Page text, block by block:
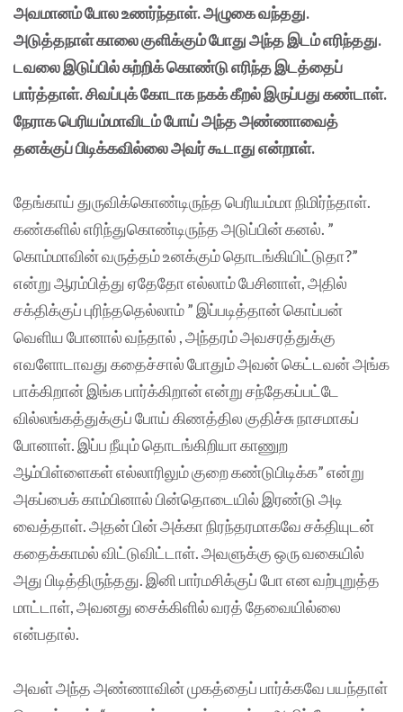
அவமானம் போல உணர்ந்தாள். அழுகை வந்தது.
அடுத்தநாள் காலை குளிக்கும் போது அந்த இடம் எரிந்தது.
டவலை இடுப்பில் சுற்றிக் கொண்டு எரிந்த இடத்தைப்
பார்த்தாள். சிவப்புக் கோடாக நகக் கீறல் இருப்பது கண்டாள்.
நேராக பெரியம்மாவிடம் போய் அந்த அண்ணாவைத்
தனக்குப் பிடிக்கவில்லை அவர் கூடாது என்றாள்.
தேங்காய் துருவிக்கொண்டிருந்த பெரியம்மா நிமிர்ந்தாள்.
கண்களில் எரிந்துகொண்டிருந்த அடுப்பின் கனல். ”
கொம்மாவின் வருத்தம் உனக்கும் தொடங்கியிட்டுதா?”
என்று ஆரம்பித்து ஏதேதோ எல்லாம் பேசினாள், அதில்
சக்திக்குப் புரிந்ததெல்லாம் ” இப்படித்தான் கொப்பன்
வெளிய போனால் வந்தால் , அந்தரம் அவசரத்துக்கு
எவளோடாவது கதைச்சால் போதும் அவன் கெட்டவன் அங்க
பாக்கிறான் இங்க பார்க்கிறான் என்று சந்தேகப்பட்டே
வில்லங்கத்துக்குப் போய் கிணத்தில குதிச்சு நாசமாகப்
போனாள். இப்ப நீயும் தொடங்கிறியா காணுற
ஆம்பிள்ளைகள் எல்லாரிலும் குறை கண்டுபிடிக்க” என்று
அகப்பைக் காம்பினால் பின்தொடையில் இரண்டு அடி
வைத்தாள். அதன் பின் அக்கா நிரந்தரமாகவே சக்தியுடன்
கதைக்காமல் விட்டுவிட்டாள். அவளுக்கு ஒரு வகையில்
அது பிடித்திருந்தது. இனி பார்மசிக்குப் போ என வற்புறுத்த
மாட்டாள், அவனது சைக்கிளில் வரத் தேவையில்லை
என்பதால்.
அவள் அந்த அண்ணாவின் முகத்தைப் பார்க்கவே பயந்தாள்